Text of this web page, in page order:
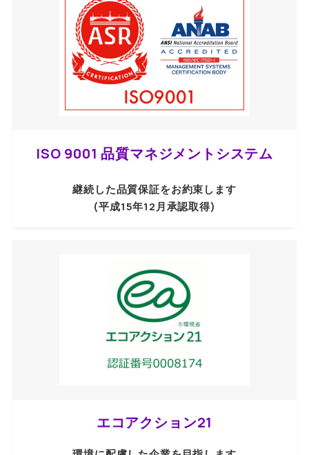
ISO 9001 品質マネジメントシステム
継続した品質保証をお約束します
(平成15年12月承認取得)
エコアクション21